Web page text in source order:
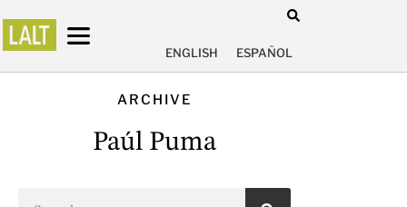
ENGLISH ESPAÑOL
ARCHIVE
Paúl Puma